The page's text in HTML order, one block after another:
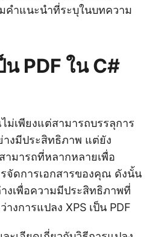
ำแนะนำที่ระบุในบทความ
น PDF ใน C#
ม่เพียงแต่สามารถบรรลุการ
างมีประสิทธิภาพ แต่ยัง
มารถที่หลากหลายเพื่อ
จัดการเอกสารของคุณ ดังนั้น
งเพื่อความมีประสิทธิภาพที่
งการแปลง XPS เป็น PDF